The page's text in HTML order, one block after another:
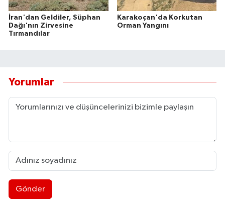
İran'dan Geldiler, Süphan
Dağı'nın Zirvesine
Tırmandılar
Karakoçan'da Korkutan
Orman Yangını
Yorumlar
Gönder